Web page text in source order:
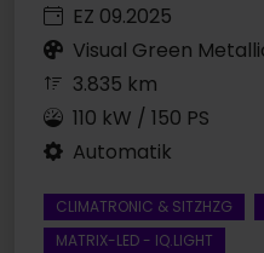
EZ 09.2025
Visual Green
3.835 km
110 kW / 150 PS
Automatik
CLIMATRONIC & SITZHZG
MATRIX-LED - IQ.LIGHT